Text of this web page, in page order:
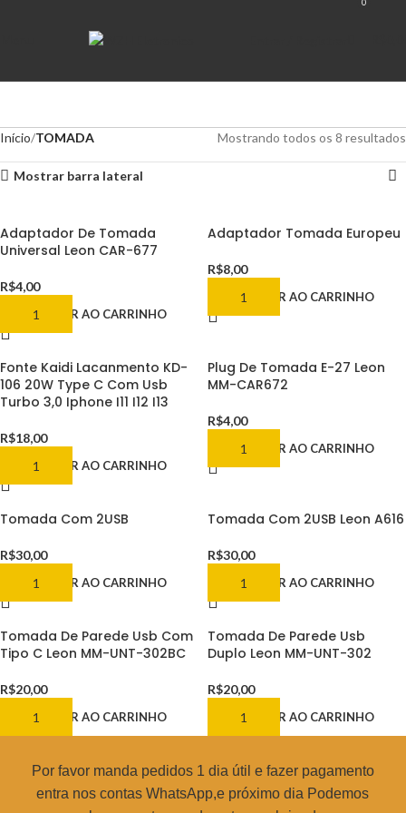
0
Início TOMADA Mostrando todos os 8 resultados
Mostrar barra lateral
Adaptador De Tomada
Universal Leon CAR-677
R$4,00
ADICIONAR AO CARRINHO
Adaptador Tomada Europeu
R$8,00
ADICIONAR AO CARRINHO
Fonte Kaidi Lacanmento KD-
106 20W Type C Com Usb
Turbo 3,0 Iphone I11 I12 I13
R$18,00
ADICIONAR AO CARRINHO
Plug De Tomada E-27 Leon
MM-CAR672
R$4,00
ADICIONAR AO CARRINHO
Tomada Com 2USB
R$30,00
ADICIONAR AO CARRINHO
Tomada Com 2USB Leon A616
R$30,00
ADICIONAR AO CARRINHO
Tomada De Parede Usb Com
Tipo C Leon MM-UNT-302BC
R$20,00
ADICIONAR AO CARRINHO
Tomada De Parede Usb
Duplo Leon MM-UNT-302
R$20,00
ADICIONAR AO CARRINHO
Por favor manda pedidos 1 dia útil e fazer pagamento
entra nos contas WhatsApp,e próximo dia Podemos